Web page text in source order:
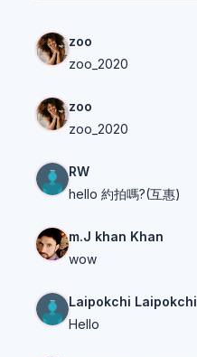
zoo
zoo_2020
zoo
zoo_2020
RW
hello 約拍嗎?(互惠)
m.J khan Khan
wow
Laipokchi Laipokchi
Hello